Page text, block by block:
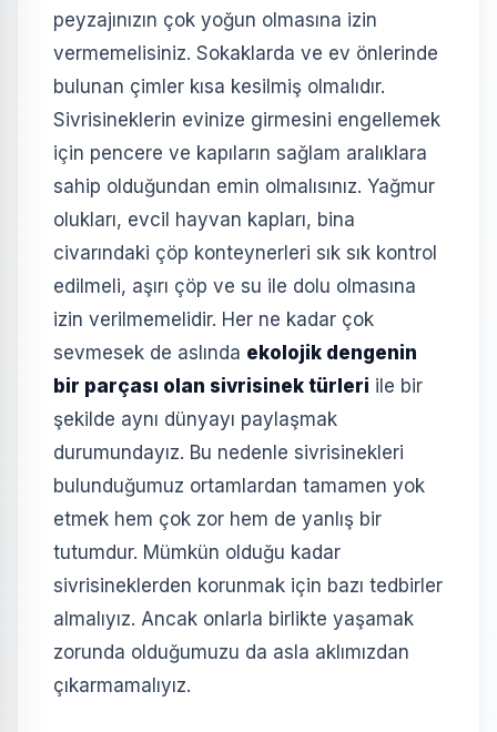
peyzajınızın çok yoğun olmasına izin
vermemelisiniz. Sokaklarda ve ev önlerinde
bulunan çimler kısa kesilmiş olmalıdır.
Sivrisineklerin evinize girmesini engellemek
için pencere ve kapıların sağlam aralıklara
sahip olduğundan emin olmalısınız. Yağmur
olukları, evcil hayvan kapları, bina
civarındaki çöp konteynerleri sık sık kontrol
edilmeli, aşırı çöp ve su ile dolu olmasına
izin verilmemelidir. Her ne kadar çok
sevmesek de aslında ekolojik dengenin
bir parçası olan sivrisinek türleri ile bir
şekilde aynı dünyayı paylaşmak
durumundayız. Bu nedenle sivrisinekleri
bulunduğumuz ortamlardan tamamen yok
etmek hem çok zor hem de yanlış bir
tutumdur. Mümkün olduğu kadar
sivrisineklerden korunmak için bazı tedbirler
almalıyız. Ancak onlarla birlikte yaşamak
zorunda olduğumuzu da asla aklımızdan
çıkarmamalıyız.